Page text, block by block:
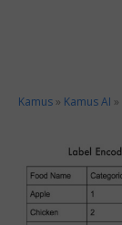
Kamus » Kamus AI »